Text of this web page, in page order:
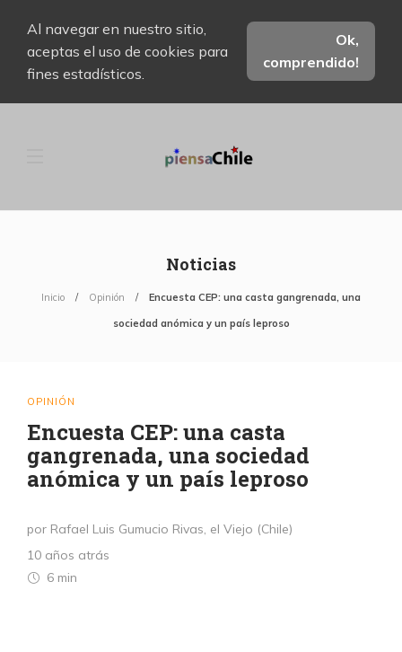
Al navegar en nuestro sitio,
aceptas el uso de cookies para
fines estadísticos.
Ok,
comprendido!
Noticias
Inicio Opinión Encuesta CEP: una casta gangrenada, una
sociedad anómica y un país leproso
OPINIÓN
Encuesta CEP: una casta
gangrenada, una sociedad
anómica y un país leproso
por Rafael Luis Gumucio Rivas, el Viejo (Chile)
10 años atrás
6 min